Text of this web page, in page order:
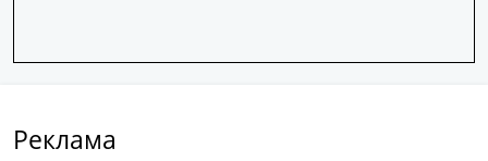
Реклама